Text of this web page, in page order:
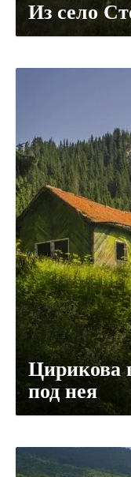
Из село
Цирикова
под нея